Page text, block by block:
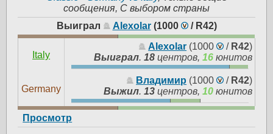
сообщения, С выбором страны
Выиграл
Alexolar (1000 / R42)
Italy
Alexolar (1000 / R42)
Выиграл.18 центров,16 юнитов
Germany
Владимир (1000 / R42)
Выжил.13 центров,10 юнитов
Просмотр